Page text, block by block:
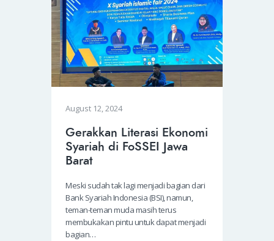
BUKU
PIDATO
KEBUDAYAAN
KENALAN
August 12, 2024
Gerakkan Literasi Ekonomi
Syariah di FoSSEI Jawa
Barat
Meski sudah tak lagi menjadi bagian dari
Bank Syariah Indonesia (BSI), namun,
teman-teman muda masih terus
membukakan pintu untuk dapat menjadi
bagian…